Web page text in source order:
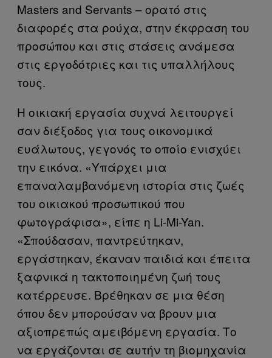
Masters and Servants – ορατό στις
διαφορές στα ρούχα, στην έκφραση του
προσώπου και στις στάσεις ανάμεσα
στις εργοδότριες και τις υπαλλήλους
τους.
Η οικιακή εργασία συχνά λειτουργεί
σαν διέξοδος για τους οικονομικά
ευάλωτους, γεγονός το οποίο ενισχύει
την εικόνα. «Υπάρχει μια
επαναλαμβανόμενη ιστορία στις ζωές
του οικιακού προσωπικού που
φωτογράφισα», είπε η Li-Mi-Yan.
«Σπούδασαν, παντρεύτηκαν,
εργάστηκαν, έκαναν παιδιά και έπειτα
ξαφνικά η τακτοποιημένη ζωή τους
κατέρρευσε. Βρέθηκαν σε μια θέση
όπου δεν μπορούσαν να βρουν μια
αξιοπρεπώς αμειβόμενη εργασία. Το
να εργάζονται σε αυτήν τη βιομηχανία